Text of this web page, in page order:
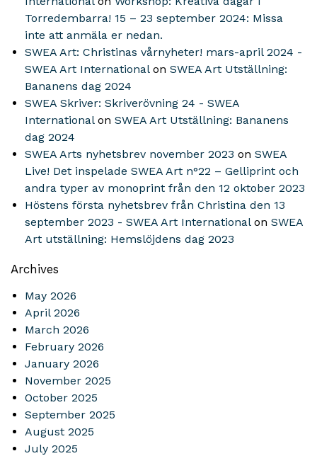
Torredembarra! 15 – 23 september 2024: Missa
inte att anmäla er nedan.
SWEA Art: Christinas vårnyheter! mars-april 2024 -
SWEA Art Internationalon SWEA Art Utställning:
Bananens dag 2024
SWEA Skriver: Skriverövning 24 - SWEA
Internationalon SWEA Art Utställning: Bananens
dag 2024
SWEA Arts nyhetsbrev november 2023 on SWEA
Live! Det inspelade SWEA Art n°22 – Gelliprint och
andra typer av monoprint från den 12 oktober 2023
Höstens första nyhetsbrev från Christina den 13
september 2023 - SWEA Art Internationalon SWEA
Art utställning: Hemslöjdens dag 2023
Archives
May 2026
April 2026
March 2026
February 2026
January 2026
November 2025
October 2025
September 2025
August 2025
July 2025